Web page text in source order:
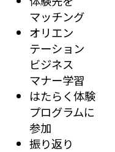
マッチング
オリエン
テーション
ビジネス
マナー学習
はたらく体験
プログラムに
参加
振り返り